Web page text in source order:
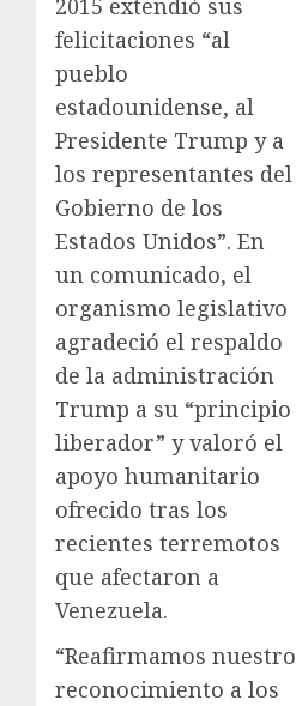
2015 extendió sus
felicitaciones “al
pueblo
estadounidense, al
Presidente Trump y a
los representantes del
Gobierno de los
Estados Unidos”. En
un comunicado, el
organismo legislativo
agradeció el respaldo
de la administración
Trump a su “principio
liberador” y valoró el
apoyo humanitario
ofrecido tras los
recientes terremotos
que afectaron a
Venezuela.
“Reafirmamos nuestro
reconocimiento a los